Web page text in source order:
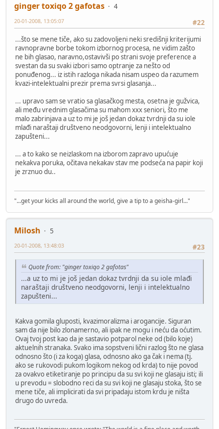
ginger toxiqo 2 gafotas
4
#22
20-01-2008, 13:05:07
...što se mene tiče, ako su zadovoljeni neki središnji kriterijumi
ravnopravne borbe tokom izbornog procesa, ne vidim zašto
ne bih glasao, naravno,ostavivši po strani svoje preference a
svestan da su svaki izbori samo optranje za nešto od
ponuđenog... iz istih razloga nikada nisam uspeo da razumem
kvazi-intelektualni prezir prema svrsi glasanja...
... upravo sam se vratio sa glasačkog mesta, osetna je gužvica,
ali među vrednim glasačima su mahom xxx seniori, što me
malo zabrinjava a uz to mi je još jedan dokaz tvrdnji da su iole
mlađi naraštaji društveno neodgovorni, lenji i intelektualno
zapušteni...
... a to kako se neizlaskom na izborom zapravo upućuje
nekakva poruka, očitava nekakav stav me podseća na papir koji
je zrznuo du..
"...get your kicks all around the world, give a tip to a geisha-girl..."
Milosh
5
#23
20-01-2008, 13:48:03
Quote from: "ginger toxiqo 2 gafotas"
...a uz to mi je još jedan dokaz tvrdnji da su iole mlađi
naraštaji društveno neodgovorni, lenji i intelektualno
zapušteni...
Kakva gomila gluposti, kvazimoralizma i arogancije. Siguran
sam da nije bilo zlonamerno, ali ipak ne mogu i neću da oćutim.
Ovaj tvoj post kao da je sastavio potparol neke od (bilo koje)
aktuelnih stranaka. Svako ima sopstveni lični razlog što ne glasa
odnosno što (i za koga) glasa, odnosno ako ga čak i nema (tj.
ako se rukovodi pukom logikom nekog od krda) to nije povod
za ovakvo etiketiranje po principu da su svi koji ne glasaju isti; ili
u prevodu = slobodno reci da su svi koji ne glasaju stoka, što se
mene tiče, ali implicirati da svi pripadaju istom krdu je ništa
drugo do uvreda.